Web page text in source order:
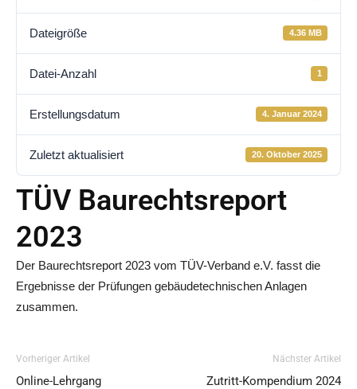
Dateigröße 4.36 MB
Datei-Anzahl 1
Erstellungsdatum 4. Januar 2024
Zuletzt aktualisiert 20. Oktober 2025
TÜV Baurechtsreport
2023
Der Baurechtsreport 2023 vom TÜV-Verband e.V. fasst die
Ergebnisse der Prüfungen gebäudetechnischen Anlagen
zusammen.
Vorheriger Artikel
Online-Lehrgang
Nächster Artikel
Zutritt-Kompendium 2024